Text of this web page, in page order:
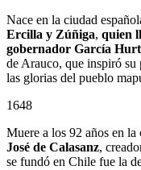
Nace en la ciudad
Ercilla y Zúñiga, quien
gobernador García
de Arauco, que inspiró su
las glorias del pueblo
1648
Muere a los 92 años en
José de Calasanz,
se fundó en Chile fue la